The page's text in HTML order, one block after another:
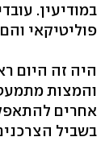
במודיעין.
פוליטיקאי
היה זה היום
והמצות
אחרים
בשביל